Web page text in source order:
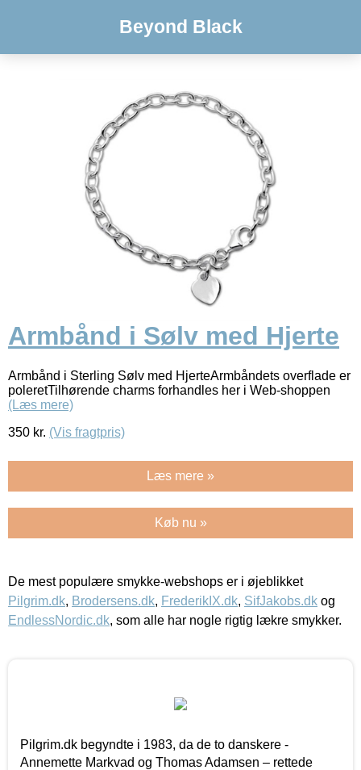
Beyond Black
Armbånd i Sølv med Hjerte
Armbånd i Sterling Sølv med HjerteArmbåndets overflade er
poleretTilhørende charms forhandles her i Web-shoppen
(Læs mere)
350 kr. (Vis fragtpris)
Læs mere »
Køb nu »
De mest populære smykke-webshops er i øjeblikket
Pilgrim.dk, Brodersens.dk, FrederikIX.dk, SifJakobs.dk og
EndlessNordic.dk, som alle har nogle rigtig lækre smykker.
Pilgrim.dk begyndte i 1983, da de to danskere -
Annemette Markvad og Thomas Adamsen – rettede